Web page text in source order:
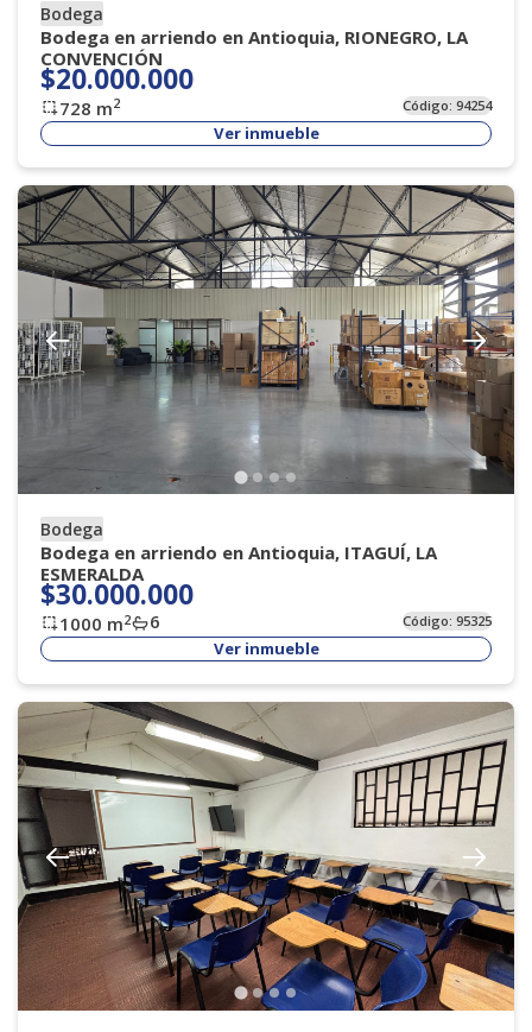
Bodega
Bodega en arriendo en Antioquia, RIONEGRO, LA
CONVENCIÓN
$20.000.000
728 m2 Código:94254
Ver inmueble
Bodega
Bodega en arriendo en Antioquia, ITAGUÍ, LA
ESMERALDA
$30.000.000
1000 m2 6 Código:95325
Ver inmueble